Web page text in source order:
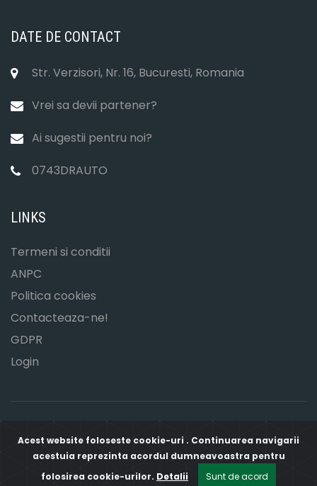
DATE DE CONTACT
Str. Verzisori, Nr. 16, Bucuresti, Romania
Vrei sa devii partener?
Ai sugestii pentru noi?
0743DRAUTO
LINKS
Termeni si conditii
ANPC
Politica cookies
Contacteaza-ne!
GDPR
Login
COPYRIGHT © DOCTOR AUTO 2026
Acest website foloseste cookie-uri . Continuarea navigarii
acestuia reprezinta acordul dumneavoastra pentru
folosirea cookie-urilor. Detalii Sunt de acord